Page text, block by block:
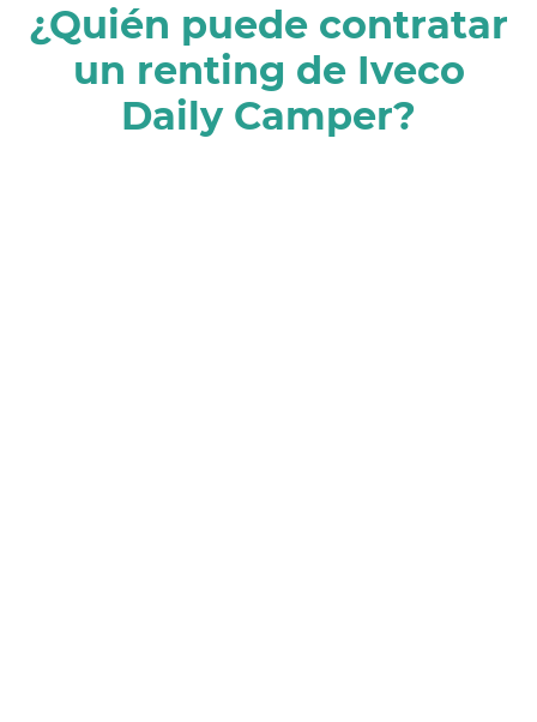
¿Quién puede contratar
un renting de Iveco
Daily Camper?